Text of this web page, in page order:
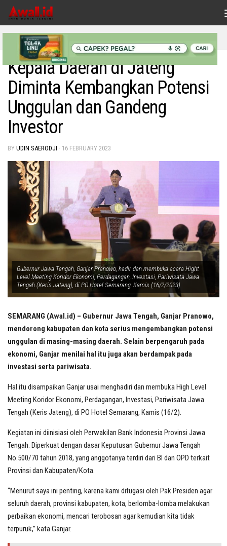
Skip to content
EKONOMI
Kepala Daerah di Jateng
Diminta Kembangkan Potensi
Unggulan dan Gandeng
Investor
BY UDIN SAERODJI · 16 FEBRUARY 2023
Gubernur Jawa Tengah, Ganjar Pranowo, hadir dan membuka acara Hight
Level Meeting Koridor Ekonomi, Perdagangan, Investasi, Pariwisata Jawa
Tengah (Keris Jateng), di PO Hotel Semarang, Kamis (16/2/2023)
SEMARANG (Awal.id) – Gubernur Jawa Tengah, Ganjar Pranowo,
mendorong kabupaten dan kota serius mengembangkan potensi
unggulan di masing-masing daerah. Selain berpengaruh pada
ekonomi, Ganjar menilai hal itu juga akan berdampak pada
investasi serta pariwisata.
Hal itu disampaikan Ganjar usai menghadiri dan membuka High Level
Meeting Koridor Ekonomi, Perdagangan, Investasi, Pariwisata Jawa
Tengah (Keris Jateng), di PO Hotel Semarang, Kamis (16/2).
Kegiatan ini diinisiasi oleh Perwakilan Bank Indonesia Provinsi Jawa
Tengah. Diperkuat dengan dasar Keputusan Gubernur Jawa Tengah
No.500/70 tahun 2018, yang anggotanya terdiri dari BI dan OPD terkait
Provinsi dan Kabupaten/Kota.
“Menurut saya ini penting, karena kami ditugasi oleh Pak Presiden agar
seluruh daerah, provinsi kabupaten, kota, berlomba-lomba melakukan
perbaikan ekonomi, mencari terobosan agar kemudian kita tidak
terpuruk,” kata Ganjar.